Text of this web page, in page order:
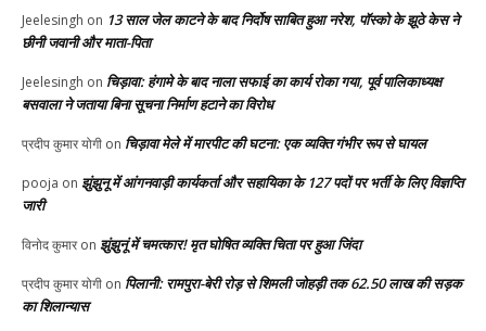
Jeelesingh on 13 साल जेल काटने के बाद निर्दोष साबित हुआ नरेश, पॉस्को के झूठे केस ने
छीनी जवानी और माता-पिता
Jeelesingh on चिड़ावा: हंगामे के बाद नाला सफाई का कार्य रोका गया, पूर्व पालिकाध्यक्ष
बसवाला ने जताया बिना सूचना निर्माण हटाने का विरोध
प्रदीप कुमार योगी on चिड़ावा मेले में मारपीट की घटना: एक व्यक्ति गंभीर रूप से घायल
pooja on झुंझुनू में आंगनवाड़ी कार्यकर्ता और सहायिका के 127 पदों पर भर्ती के लिए विज्ञप्ति
जारी
विनोद कुमारon झुंझुनूं में चमत्कार! मृत घोषित व्यक्ति चिता पर हुआ जिंदा
प्रदीप कुमार योगी on पिलानी: रामपुरा-बेरी रोड़ से शिमली जोहड़ी तक 62.50 लाख की सड़क
का शिलान्यास